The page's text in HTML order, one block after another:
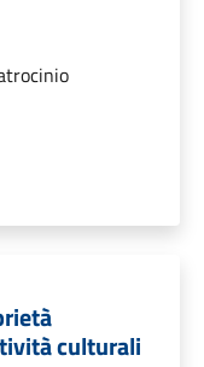
culturali